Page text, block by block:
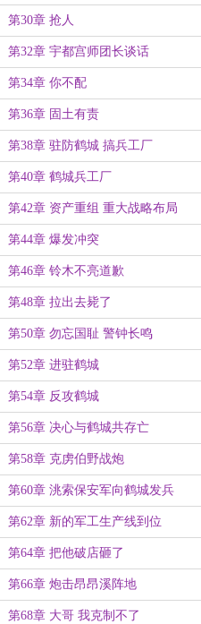
第30章 抢人
第32章 宇都宫师团长谈话
第34章 你不配
第36章 固土有责
第38章 驻防鹤城 搞兵工厂
第40章 鹤城兵工厂
第42章 资产重组 重大战略布局
第44章 爆发冲突
第46章 铃木不亮道歉
第48章 拉出去毙了
第50章 勿忘国耻 警钟长鸣
第52章 进驻鹤城
第54章 反攻鹤城
第56章 决心与鹤城共存亡
第58章 克虏伯野战炮
第60章 洮索保安军向鹤城发兵
第62章 新的军工生产线到位
第64章 把他破店砸了
第66章 炮击昂昂溪阵地
第68章 大哥 我克制不了